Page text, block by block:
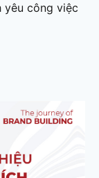
yêu công việc